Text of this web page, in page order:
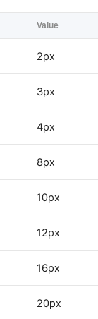
Value
2px
3px
4px
8px
10px
12px
16px
20px